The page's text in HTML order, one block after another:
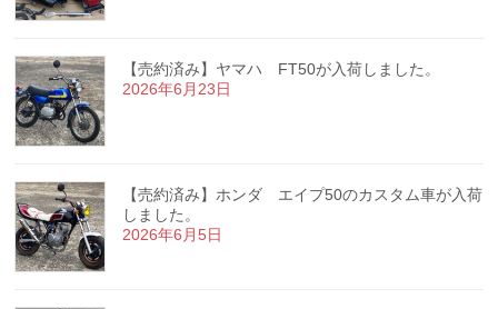
【売約済み】ヤマハ FT50が入荷しました。
2026年6月23日
【売約済み】ホンダ エイプ50のカスタム車が入荷
しました。
2026年6月5日